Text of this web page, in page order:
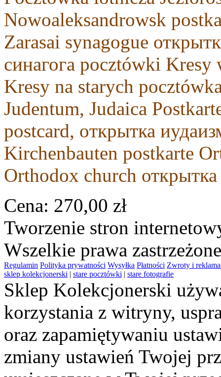
Nowoaleksandrowsk
Zarasai synagogue
синагога pocztówki
Kresy na starych
Judentum, Judaica
postcard, oткрытка
Kirchenbauten postkarte
Orthodox church
Cena: 270,00 zł
Tworzenie stron
Wszelkie prawa
Regulamin Polityka prywatności Wysyłka Płatności Zwroty i
sklep kolekcjonerski | stare pocztówki | stare fotografie
Sklep Kolekcjonerski
korzystania z witryny,
oraz zapamiętywaniu
zmiany ustawień Twojej